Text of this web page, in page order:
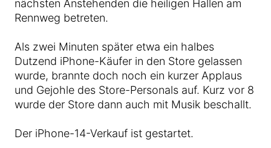
nächsten Anstehenden die heiligen Hallen am
Rennweg betreten.
Als zwei Minuten später etwa ein halbes
Dutzend iPhone-Käufer in den Store gelassen
wurde, brannte doch noch ein kurzer Applaus
und Gejohle des Store-Personals auf. Kurz vor 8
wurde der Store dann auch mit Musik beschallt.
Der iPhone-14-Verkauf ist gestartet.